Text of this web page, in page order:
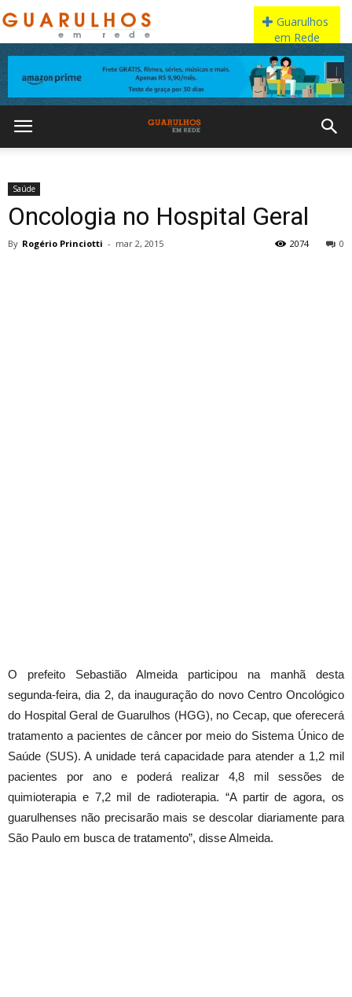
Saúde
Oncologia no Hospital Geral
By Rogério Princiotti - mar 2, 2015 0
2074
O prefeito Sebastião Almeida participou na manhã desta
segunda-feira, dia 2, da inauguração do novo Centro Oncológico
do Hospital Geral de Guarulhos (HGG), no Cecap, que oferecerá
tratamento a pacientes de câncer por meio do Sistema Único de
Saúde (SUS). A unidade terá capacidade para atender a 1,2 mil
pacientes por ano e poderá realizar 4,8 mil sessões de
quimioterapia e 7,2 mil de radioterapia. “A partir de agora, os
guarulhenses não precisarão mais se descolar diariamente para
São Paulo em busca de tratamento”, disse Almeida.